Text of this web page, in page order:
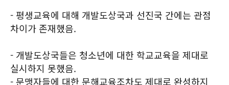
- 평생교육에 대해 개발도상국과 선진국 간에는 관점
차이가 존재했음.
- 개발도상국들은 청소년에 대한 학교교육을 제대로
실시하지 못했음.
- 문맹자들에 대한 문해교육조차도 제대로 완성하지